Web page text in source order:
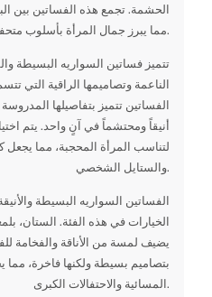
الحشمة. تجمع هذه الفساتين بين
مما يبرز جمال المرأة بأسلوب متحفظ وأنيق.
تتميز فساتين السواريه البسيطة
الناعمة وتصاميمها الراقية التي
الفساتين تتميز بتفاصيلها
أنيقاً ومحتشماً في آنٍ واحد. يتم
لتناسب المرأة المحجبة، مما يجعل
والستايل الشخصي.
الفساتين السواريه البسيطة
الخيارات في هذه الفئة. الستان،
يضيف لمسة من الأناقة والفخامة
بتصاميم بسيطة ولكنها فاخرة، مما
المسائية والاحتفالات الكبرى.